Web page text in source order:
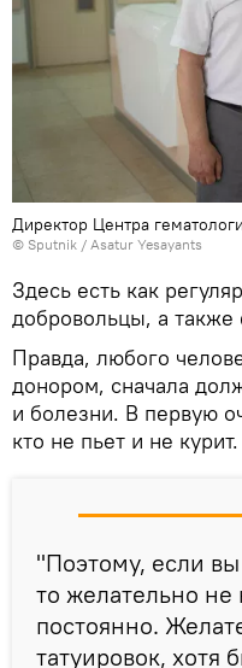
Директор Центра
© Sputnik / Asatur Yesayants
Здесь есть как
добровольцы, а
Правда, любого
донором, сначала
и болезни. В первую
кто не пьет и не курит.
"Поэтому, если
то желательно не
постоянно.
татуировок, хотя